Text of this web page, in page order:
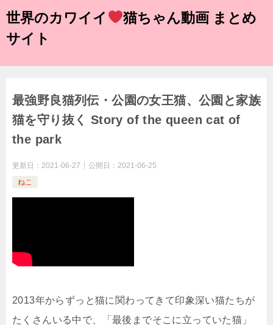
世界のカワイイ
猫ちゃん動画 まとめ
サイト
最強野良猫列伝・公園の女王猫、公園と家族
猫を守り抜く Story of the queen cat of
the park
更新日： 2021-06-27 公開日： 2021-06-25
ねこ
2013年からずっと猫に関わってきて印象深い猫たちが
たくさんいる中で、「最後までそこに立っていた猫」